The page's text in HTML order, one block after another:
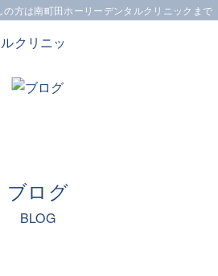
方は南町田ホーリーデンタルクリニックまで
クリニッ
ブログ
BLOG